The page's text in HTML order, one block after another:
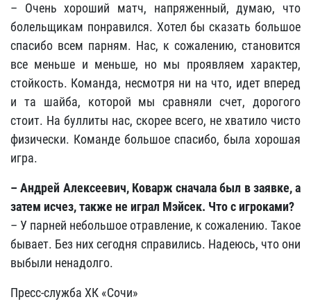
– Очень хороший матч, напряженный, думаю, что
болельщикам понравился. Хотел бы сказать большое
спасибо всем парням. Нас, к сожалению, становится
все меньше и меньше, но мы проявляем характер,
стойкость. Команда, несмотря ни на что, идет вперед
и та шайба, которой мы сравняли счет, дорогого
стоит. На буллиты нас, скорее всего, не хватило чисто
физически. Команде большое спасибо, была хорошая
игра.
– Андрей Алексеевич, Коварж сначала был в заявке, а
затем исчез, также не играл Мэйсек. Что с игроками?
– У парней небольшое отравление, к сожалению. Такое
бывает. Без них сегодня справились. Надеюсь, что они
выбыли ненадолго.
Пресс-служба ХК «Сочи»